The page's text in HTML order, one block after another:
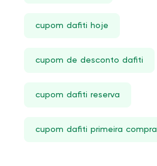
Jorge Bischoff
cupom dafiti hoje
cupom de desconto dafiti
cupom dafiti reserva
cupom dafiti primeira compra